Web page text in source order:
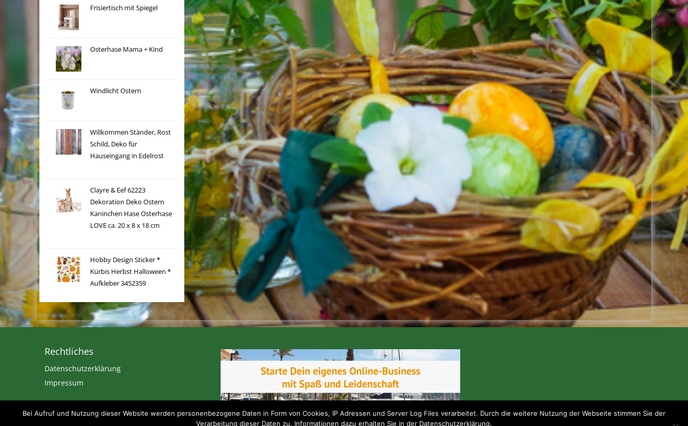
Frisiertisch mit Spiegel
Osterhase Mama + Kind
Windlicht Ostern
Willkommen Ständer, Rost
Schild, Deko für
Hauseingang in Edelrost
Clayre & Eef 62223
Dekoration Deko Ostern
Kaninchen Hase Osterhase
LOVE ca. 20 x 8 x 18 cm
Hobby Design Sticker *
Kürbis Herbst Halloween *
Aufkleber 3452359
Rechtliches
Datenschutzerklärung
Impressum
Bei Aufruf und Nutzung dieser Website werden personenbezogene Daten in Form von Cookies, IP Adressen und Server Log Files verarbeitet. Durch die weitere Nutzung der Webseite stimmen Sie der
Verarbeitung dieser Daten zu. Informationen dazu erhalten Sie in der Datenschutzerklärung.